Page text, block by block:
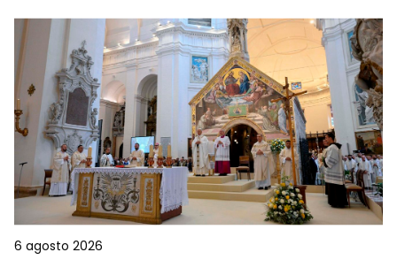
6 agosto 2026